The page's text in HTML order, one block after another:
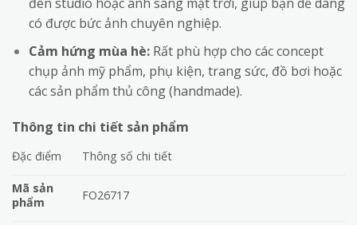
có được bức ảnh chuyên nghiệp.
Cảm hứng mùa hè:Rất phù hợp cho các concept
chụp ảnh mỹ phẩm, phụ kiện, trang sức, đồ bơi hoặc
các sản phẩm thủ công (handmade).
Thông tin chi tiết sản phẩm
Đặc điểm Thông số chi tiết
Mã sản
phẩm
FO26717